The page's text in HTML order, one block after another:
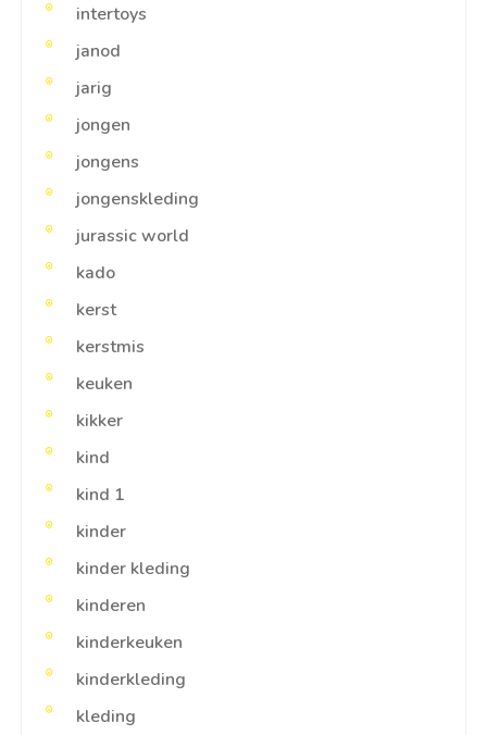
intertoys
janod
jarig
jongen
jongens
jongenskleding
jurassic world
kado
kerst
kerstmis
keuken
kikker
kind
kind 1
kinder
kinder kleding
kinderen
kinderkeuken
kinderkleding
kleding